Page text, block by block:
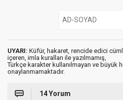
UYARI: Küfür, hakaret, rencide edici
içeren, imla kuralları ile yazılmamış,
Türkçe karakter kullanılmayan ve büyük
onaylanmamaktadır.
14 Yorum